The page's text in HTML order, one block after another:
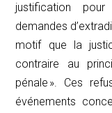
justification pour
demandes
motif que la
contraire au
pénale ». Ces
événements